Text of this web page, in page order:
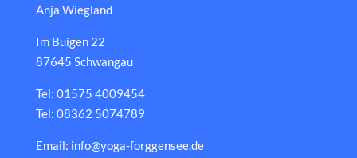
Anja Wiegland
Im Buigen 22
87645 Schwangau
Tel: 01575 4009454
Tel: 08362 5074789
Email: info@yoga-forggensee.de